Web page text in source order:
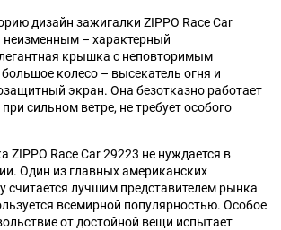
дизайн зажигалки ZIPPO Race Car
неизменным – характерный
крышка с неповторимым
колесо – высекатель огня и
экран. Она безотказно работает
сильном ветре, не требует особого
ZIPPO Race Car 29223 не нуждается в
Один из главных американских
считается лучшим представителем рынка
всемирной популярностью. Особое
от достойной вещи испытает